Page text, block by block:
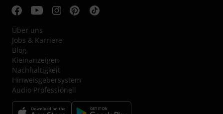
Über uns
Jobs & Karriere
Blog
Kleinanzeigen
Nachhaltigkeit
Hinweisgebersystem
Audio Professionell